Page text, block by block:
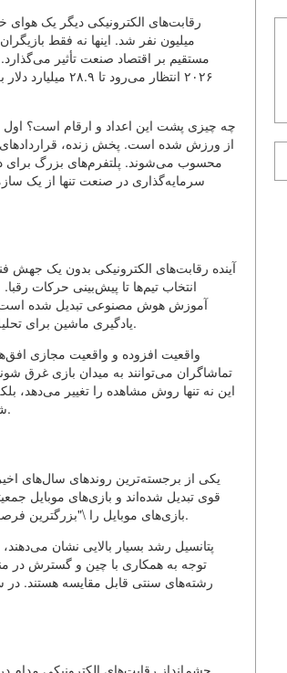
میلیون نفر شد. اینها نه فقط
چه چیزی پشت این اعداد و ارقام است؟ اول
از ورزش شده است. پخش زنده، قراردادهای
محسوب می‌شوند. پلتفرم‌های بزرگ برای
آینده رقابت‌های الکترونیکی بدون یک
انتخاب تیم‌ها تا پیش‌بینی حرکات
آموزش هوش مصنوعی تبدیل شده است:
یادگیری ماشین برای تحلیل رفتار، ایجاد مسیرهای آموزشی شخصی‌سازی شده و حتی داوری خودکار استفاده شود.
واقعیت افزوده و واقعیت مجازی
تماشاگران می‌توانند به میدان بازی غرق
این نه تنها روش مشاهده را تغییر می‌دهد،
شد که در آن مخاطبان نه فقط تماشاگران بی‌تحرک هستند، بلکه شرکت‌کنندگان نیز هستند.
یکی از برجسته‌ترین روند‌های سال‌های
قوی تبدیل شده‌اند و بازی‌های موبایل
جهانی رقابت‌های الکترونیکی (Esports World Cup) بازی‌های موبایل را \"بزرگترین فرصت‌های ممکن برای صنعت\" می‌نامد.
توجه به همکاری با چین و گسترش در
رشته‌های سنتی قابل مقایسه هستند. در